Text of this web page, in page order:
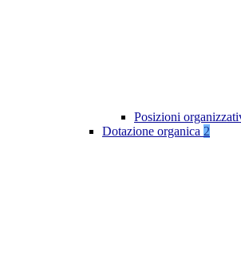
Posizioni
Dotazione organica 2